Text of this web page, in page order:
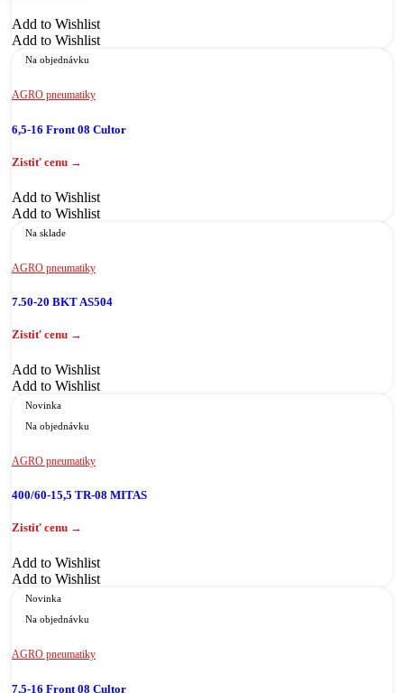
Add to Wishlist
Add to Wishlist
Na objednávku
AGRO pneumatiky
6,5-16 Front 08 Cultor
Add to Wishlist
Add to Wishlist
Na sklade
AGRO pneumatiky
7.50-20 BKT AS504
Add to Wishlist
Add to Wishlist
Novinka
Na objednávku
AGRO pneumatiky
400/60-15,5 TR-08 MITAS
Add to Wishlist
Add to Wishlist
Novinka
Na objednávku
AGRO pneumatiky
7,5-16 Front 08 Cultor